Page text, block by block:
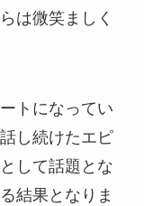
は微笑ましく
トになってい
し続けたエピ
して話題とな
結果となりま